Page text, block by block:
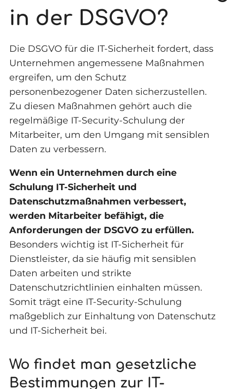
in der DSGVO?
Die DSGVO für die IT-Sicherheit fordert, dass
Unternehmen angemessene Maßnahmen
ergreifen, um den Schutz
personenbezogener Daten sicherzustellen.
Zu diesen Maßnahmen gehört auch die
regelmäßige IT-Security-Schulung der
Mitarbeiter, um den Umgang mit sensiblen
Daten zu verbessern.
Wenn ein Unternehmen durch eine
Schulung IT-Sicherheit und
Datenschutzmaßnahmen verbessert,
werden Mitarbeiter befähigt, die
Anforderungen der DSGVO zu erfüllen.
Besonders wichtig ist IT-Sicherheit für
Dienstleister, da sie häufig mit sensiblen
Daten arbeiten und strikte
Datenschutzrichtlinien einhalten müssen.
Somit trägt eine IT-Security-Schulung
maßgeblich zur Einhaltung von Datenschutz
und IT-Sicherheit bei.
Wo findet man gesetzliche
Bestimmungen zur IT-